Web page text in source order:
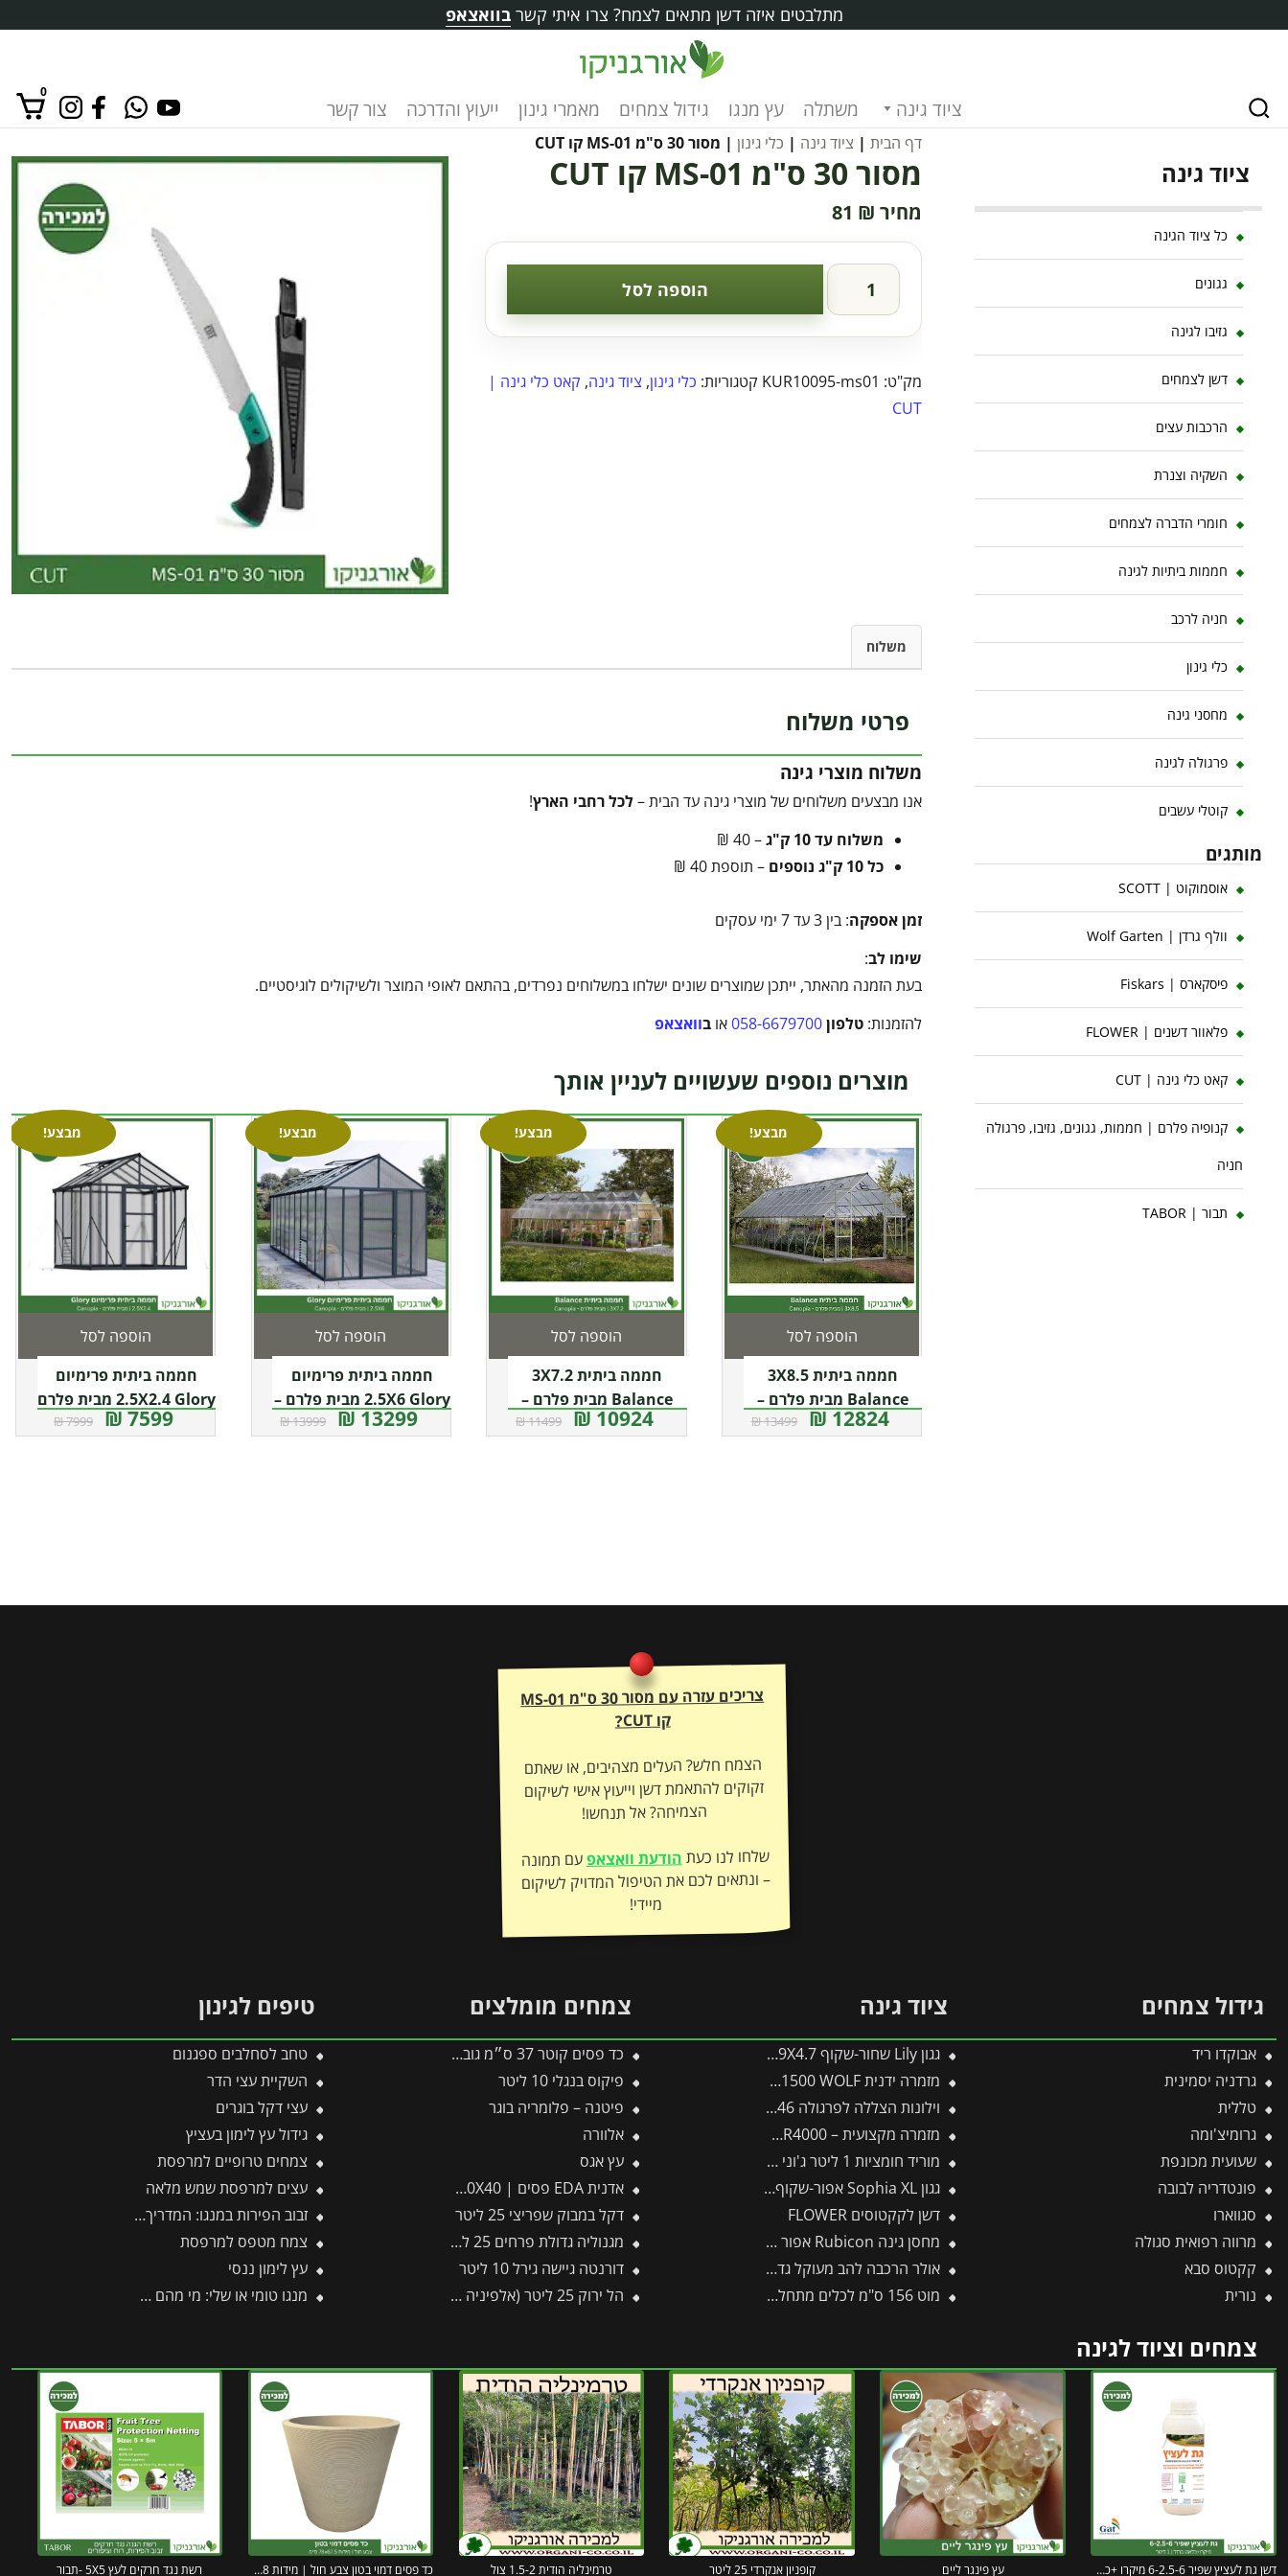
מתלבטים איזה דשן מתאים לצמח? צרו איתי קשרבוואצאפ
ציוד גינה משתלה עץ מנגו גידול צמחים מאמרי גינון ייעוץ והדרכה צור קשר
0
אין מוצרים בסל הקניות.
דף הבית| ציוד גינה | כלי גינון | מסור 30 ס"מ MS-01 קו CUT
מסור 30 ס"מ MS-01 קו CUT
81 ₪
הוספה לסל
מק"ט: KUR10095-ms01 קטגוריות: כלי גינון, ציוד גינה, קאט כלי גינה |
CUT
משלוח
פרטי משלוח
משלוח מוצרי גינה
אנו מבצעים משלוחים של מוצרי גינה עד הבית –לכל רחבי הארץ!
משלוח עד 10 ק"ג
– 40 ₪
כל 10 ק"ג נוספים
– תוספת 40 ₪
זמן אספקה: בין 3 עד 7 ימי עסקים
שימו לב:
בעת הזמנה מהאתר, ייתכן שמוצרים שונים ישלחו במשלוחים נפרדים, בהתאם לאופי המוצר ולשיקולים לוגיסטיים.
להזמנות: טלפון058-6679700או בוואצאפ
מוצרים נוספים שעשויים לעניין אותך
מבצע!
חממה ביתית 3X8.5
Balance מבית פלרם –
Canopia
12824 ₪
13499 ₪
הוספה לסל
מבצע!
חממה ביתית 3X7.2
Balance מבית פלרם –
Canopia
10924 ₪
11499 ₪
הוספה לסל
מבצע!
חממה ביתית פרימיום
2.5X6 Glory מבית פלרם –
קנופיה13299 ₪
13999 ₪
הוספה לסל
מבצע!
חממה ביתית פרימיום
2.5X2.4 Glory מבית פלרם
– Canopia
7599 ₪
7999 ₪
הוספה לסל
ציוד גינה
כל ציוד הגינה
גגונים
גזיבו לגינה
דשן לצמחים
הרכבות עצים
השקיה וצנרת
חומרי הדברה לצמחים
חממות ביתיות לגינה
חניה לרכב
כלי גינון
מחסני גינה
פרגולה לגינה
קוטלי עשבים
מותגים
אוסמוקוט | SCOTT
וולף גרדן | Wolf Garten
פיסקארס | Fiskars
פלאוור דשנים | FLOWER
קאט כלי גינה | CUT
קנופיה פלרם | חממות, גגונים, גזיבו, פרגולה
חניה
תבור | TABOR
צריכים עזרה עם מסור 30 ס"מ MS-01
קו CUT?
הצמח חלש? העלים מצהיבים, או שאתם
זקוקים להתאמת דשן וייעוץ אישי לשיקום
הצמיחה? אל תנחשו!
שלחו לנו כעתהודעת וואצאפעם תמונה
– ונתאים לכם את הטיפול המדויק לשיקום
מיידי!
גידול צמחים
אבוקדו ריד
גרדניה יסמינית
טללית
גרומיצ'ומה
שעועית מכונפת
פונטדריה לבובה
סגווארו
מרווה רפואית סגולה
קקטוס סבא
נורית
ציוד גינה
גגון Lily שחור-שקוף 0.9X4.7 בעיצוב רטרו מבית פלרם – Canopia
מזמרה ידנית by-pass indoor RR1500 WOLF
וילונות הצללה לפרגולה 3X5.46 מבית פלרם – Canopia
מזמרה מקצועית – WOLF by-pass RR4000
מוריד חומציות 1 ליטר ג'וני גרין
גגון Sophia XL אפור-שקוף 1.4X3.8 עיצוב מודרני מבית פלרם – Canopia
דשן לקקטוסים FLOWER
מחסן גינה Rubicon אפור כהה 1.9X3 מבית פלרם – קנופיה
אולר הרכבה להב מעוקל גדול (סכין) לחיתוך ענפים עבים
מוט 156 ס"מ לכלים מתחלפים פיסקארס
צמחים מומלצים
כד פסים קוטר 37 ס״מ גובה 37 ס״מ שמנת
פיקוס בנגלי 10 ליטר
פיטנה – פלומריה בוגר
אלוורה
עץ אגס
אדנית EDA פסים | 100X40X40 ס"מ | אפור כהה
דקל במבוק שפריצי 25 ליטר
מגנוליה גדולת פרחים 25 ליטר
דורנטה גיישה גירל 10 ליטר
הל ירוק 25 ליטר (אלפיניה הדורה)
טיפים לגינון
טחב לסחלבים ספגנום
השקיית עצי הדר
עצי דקל בוגרים
גידול עץ לימון בעציץ
צמחים טרופיים למרפסת
עצים למרפסת שמש מלאה
זבוב הפירות במנגו: המדריך המלא להגנה על היבול מפני עקיצות וריקבון
צמח מטפס למרפסת
עץ לימון ננסי
מנגו טומי או שלי: מי מהם מנצח והאם בכלל כדאי לגדל אותם?
צמחים וציוד לגינה
דשן גת לעציץ שפיר 6-2.5-6 מיקרו +כלאט ברזל 5 ליטר עץ פינגר ליים קופניון אנקרדי 25 ליטר טרמינליה הודית 1.5-2 צול כד פסים דמוי בטון צבע חול | מידות 78×67.5 ס״מ רשת נגד חרקים לעץ 5X5 -תבור